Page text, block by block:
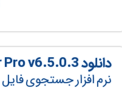
دانلود Fast Duplicate File Finder Pro v6.5.0.3
نرم افزار جستجوی